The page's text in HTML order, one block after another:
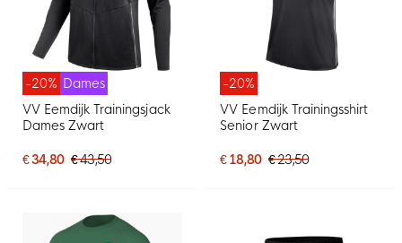
-20% Dames
VV Eemdijk Trainingsjack
Dames Zwart
€ 34,80 € 43,50
-20%
VV Eemdijk Trainingsshirt
Senior Zwart
€ 18,80 € 23,50